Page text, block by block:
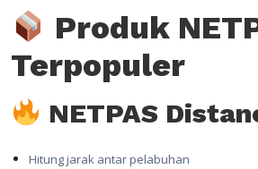
Produk
Terpopuler
NETPAS
Hitung jarak antar pelabuhan